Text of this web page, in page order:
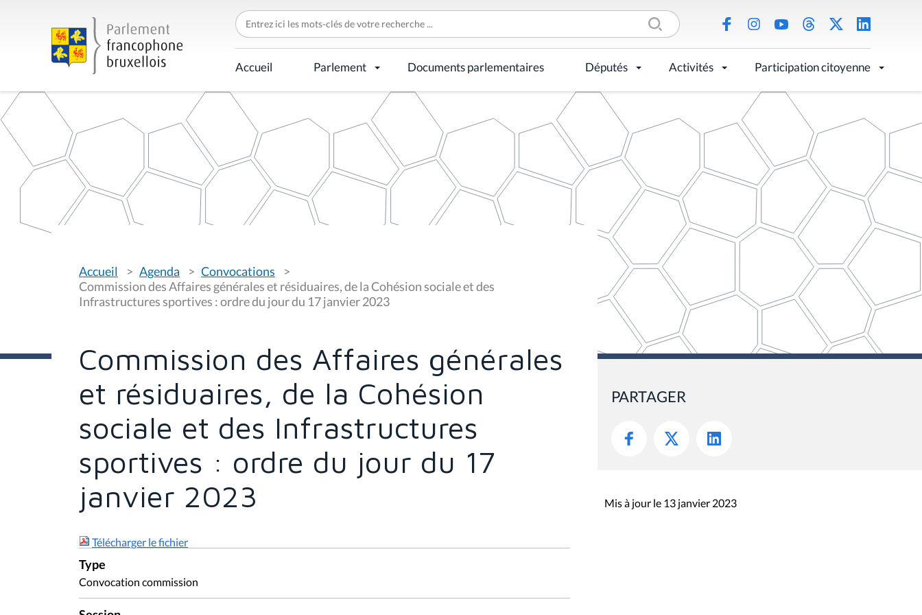
C
h
e
r
c
h
r
p
Accueil Parlement Documents parlementaires Députés Activités Participation citoyenne
o
u
s
ê
c
:
Accueil Agenda
Convocations
Commission des Affaires générales et résiduaires, de la Cohésion sociale et des
Infrastructures sportives : ordre du jour du 17 janvier 2023
Commission des Affaires générales
et résiduaires, de la Cohésion
sociale et des Infrastructures
sportives : ordre du jour du 17
janvier 2023
Télécharger le fichier
Type
Convocation commission
PARTAGER
Mis à jour le 13 janvier 2023